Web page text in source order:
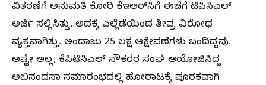
ವಿತರಣೆಗೆ ಅನುಮತಿ ಕೋರಿ ಕೆಇಆರ್‌ಸಿಗೆ ಈಚೆಗೆ ಟಿಪಿಸಿಎಲ್‌
ಅರ್ಜಿ ಸಲ್ಲಿಸಿತ್ತು. ಅದಕ್ಕೆ ಎಲ್ಲೆಡೆಯಿಂದ ತೀವ್ರ ವಿರೋಧ
ವ್ಯಕ್ತವಾಗಿತ್ತು. ಅಂದಾಜು 25 ಲಕ್ಷ ಆಕ್ಷೇಪಣೆಗಳು ಬಂದಿದ್ದವು.
ಅಷ್ಟೇ ಅಲ್ಲ, ಕೆಪಿಟಿಸಿಎಲ್‌ ನೌಕರರ ಸಂಘ ಆಯೋಜಿಸಿದ್ದ
ಅಭಿನಂದನಾ ಸಮಾರಂಭದಲ್ಲಿ ಹೋರಾಟಕ್ಕೆ ಪೂರಕವಾಗಿ